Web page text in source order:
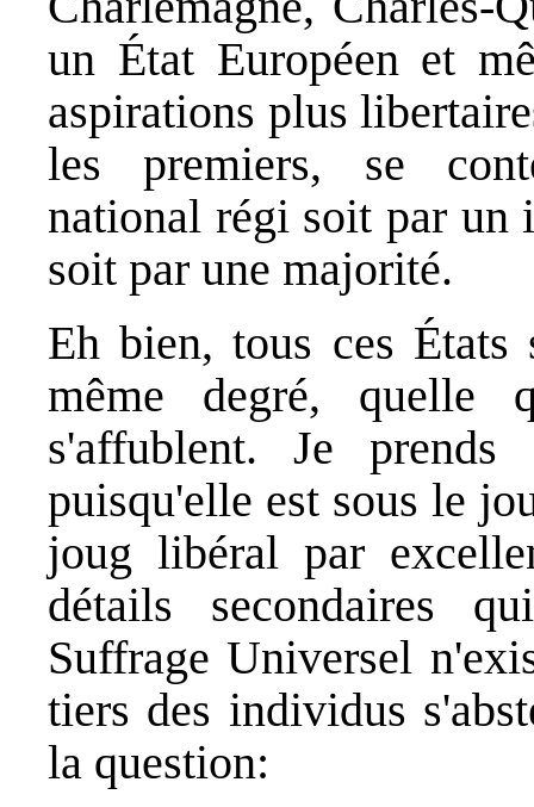
un État Européen et
aspirations plus
les premiers, se
national régi soit par
soit par une majorité.
Eh bien, tous ces
même degré, quelle
s'affublent. Je
puisqu'elle est sous le
joug libéral par
détails secondaires
Suffrage Universel
tiers des individus
la question: